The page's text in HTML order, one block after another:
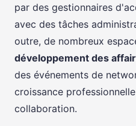
par des gestionnaires
avec des tâches
outre, de nombreux
développement des
des événements de
croissance
collaboration.